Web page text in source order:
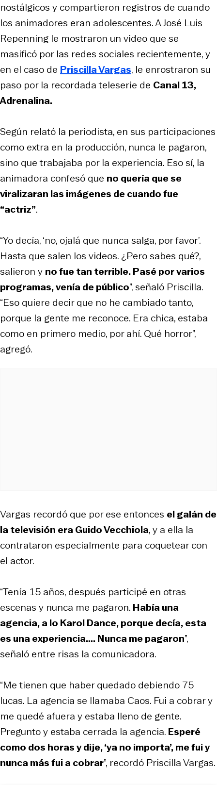
nostálgicos y compartieron registros de cuando
los animadores eran adolescentes. A José Luis
Repenning le mostraron un video que se
masificó por las redes sociales recientemente, y
en el caso de Priscilla Vargas, le enrostraron su
paso por la recordada teleserie de Canal 13,
Adrenalina.
Según relató la periodista, en sus participaciones
como extra en la producción, nunca le pagaron,
sino que trabajaba por la experiencia. Eso sí, la
animadora confesó que no quería que se
viralizaran las imágenes de cuando fue
“actriz”.
“Yo decía, ‘no, ojalá que nunca salga, por favor’.
Hasta que salen los videos. ¿Pero sabes qué?,
salieron y no fue tan terrible. Pasé por varios
programas, venía de público”, señaló Priscilla.
“Eso quiere decir que no he cambiado tanto,
porque la gente me reconoce. Era chica, estaba
como en primero medio, por ahí. Qué horror”,
agregó.
Vargas recordó que por ese entonces el galán de
la televisión era Guido Vecchiola, y a ella la
contrataron especialmente para coquetear con
el actor.
“Tenía 15 años, después participé en otras
escenas y nunca me pagaron. Había una
agencia, a lo Karol Dance, porque decía, esta
es una experiencia…. Nunca me pagaron”,
señaló entre risas la comunicadora.
“Me tienen que haber quedado debiendo 75
lucas. La agencia se llamaba Caos. Fui a cobrar y
me quedé afuera y estaba lleno de gente.
Pregunto y estaba cerrada la agencia. Esperé
como dos horas y dije, ‘ya no importa’, me fui y
nunca más fui a cobrar”, recordó Priscilla Vargas.